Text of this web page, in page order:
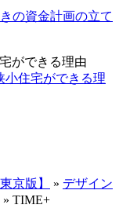
の資金計画の立て
ができる理由
小住宅ができる理
京版】 » デザイン
» TIME+